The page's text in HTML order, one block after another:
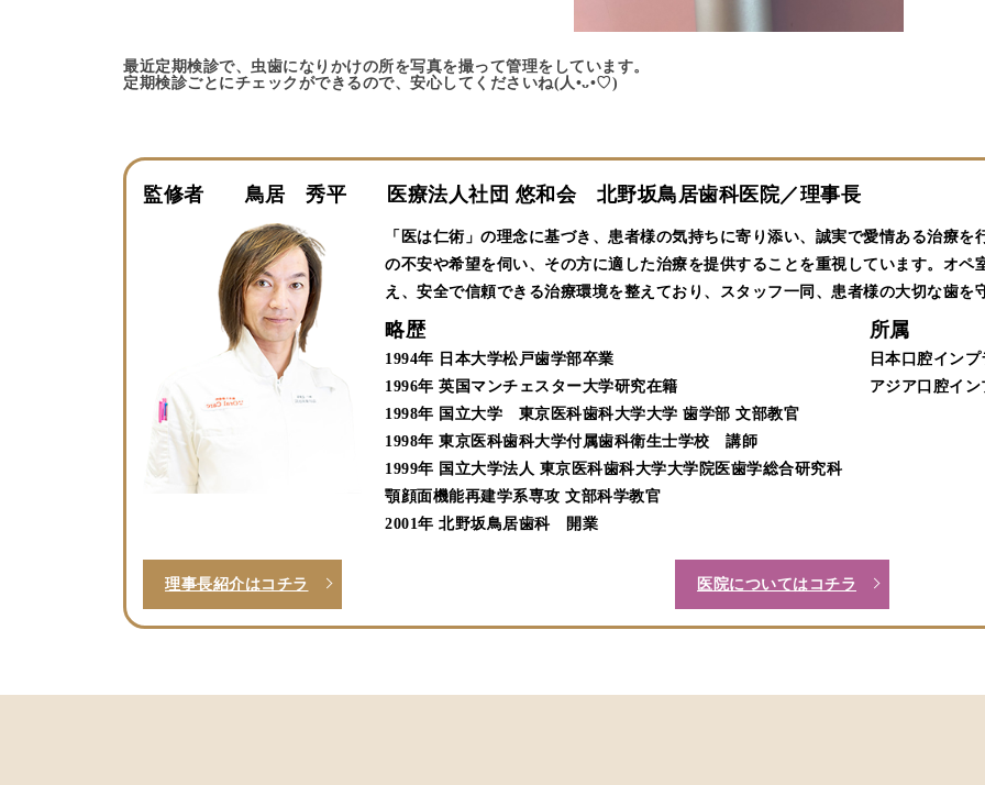
最近定期検診で、虫歯になりかけの所を写真を撮って管理をしています。
定期検診ごとにチェックができるので、安心してくださいね(人•ᴗ•♡)
監修者 鳥居 秀平 医療法人社団 悠和会 北野坂鳥居歯科医院／理事長
「医は仁術」の理念に基づき、患者様の気持ちに寄り添い、誠実で愛情ある治療
の不安や希望を伺い、その方に適した治療を提供することを重視しています。オ
え、安全で信頼できる治療環境を整えており、スタッフ一同、患者様の大切な歯を
略歴
1994年 日本大学松戸歯学部卒業
1996年 英国マンチェスター大学研究在籍
1998年 国立大学 東京医科歯科大学大学 歯学部 文部教官
1998年 東京医科歯科大学付属歯科衛生士学校 講師
1999年 国立大学法人 東京医科歯科大学大学院医歯学総合研究科
顎顔面機能再建学系専攻 文部科学教官
2001年 北野坂鳥居歯科 開業
所属
日本口腔イン
アジア口腔イ
理事長紹介はコチラ 医院についてはコチラ